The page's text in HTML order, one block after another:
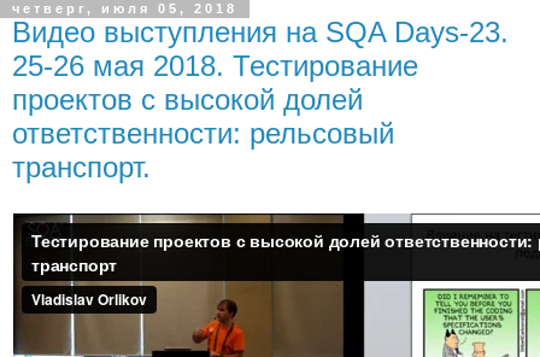
четверг, июля 05, 2018
Видео выступления на SQA Days-23.
25-26 мая 2018. Тестирование
проектов с высокой долей
ответственности: рельсовый
транспорт.